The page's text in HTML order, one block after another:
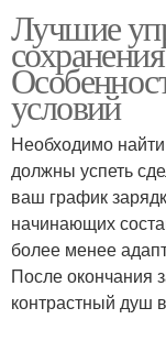
Лучшие
условий
Необходимо
должны успеть
ваш график
начинающих
более менее
После окончания
контрастный душ